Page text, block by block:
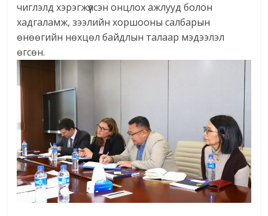
чиглэлд хэрэгжүүлсэн онцлох ажлууд болон
хадгаламж, зээлийн хоршооны салбарын
өнөөгийн нөхцөл байдлын талаар мэдээлэл
өгсөн.